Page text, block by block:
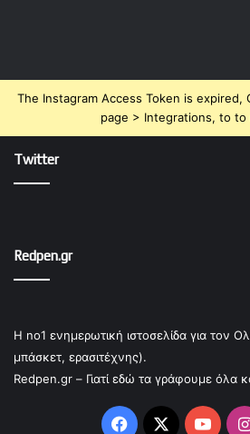
The Instagram Access Token is
page > Integrations, to
Twitter
Redpen.gr
Η no1 ενημερωτική ιστοσελίδα για τον
μπάσκετ, ερασιτέχνης).
Redpen.gr – Γιατί εδώ τα γράφουμε όλα
Facebook
X